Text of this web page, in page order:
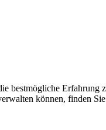
bestmögliche
können, finden